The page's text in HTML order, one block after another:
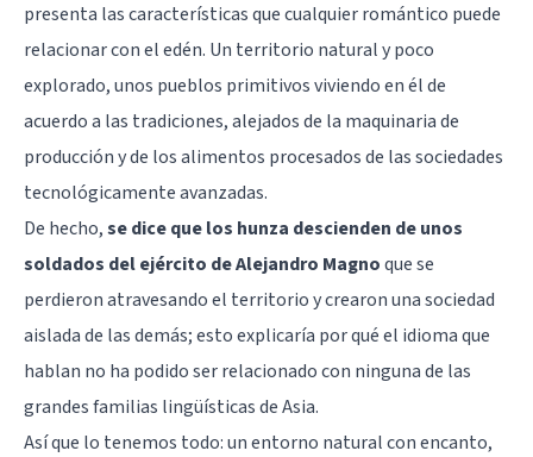
presenta las características que cualquier romántico puede
relacionar con el edén. Un territorio natural y poco
explorado, unos pueblos primitivos viviendo en él de
acuerdo a las tradiciones, alejados de la maquinaria de
producción y de los alimentos procesados de las sociedades
tecnológicamente avanzadas.
De hecho,se dice que los hunza descienden de unos
soldados del ejército de Alejandro Magnoque se
perdieron atravesando el territorio y crearon una sociedad
aislada de las demás; esto explicaría por qué el idioma que
hablan no ha podido ser relacionado con ninguna de las
grandes familias lingüísticas de Asia.
Así que lo tenemos todo: un entorno natural con encanto,